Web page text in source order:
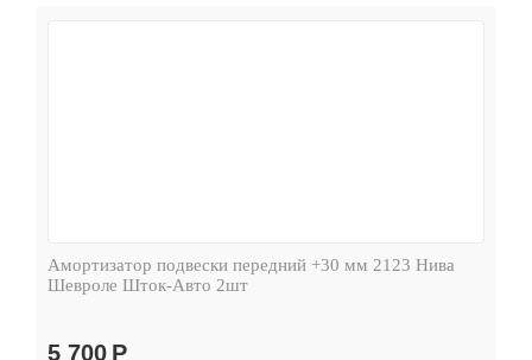
Амортизатор подвески передний +30 мм 2123 Нива
Шевроле Шток-Авто 2шт
5 700 Р